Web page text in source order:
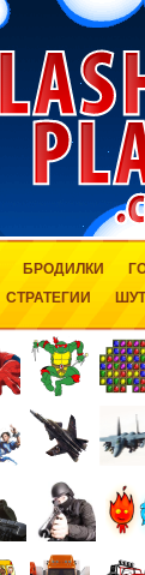
БРОДИЛКИ
СТРАТЕГИИ